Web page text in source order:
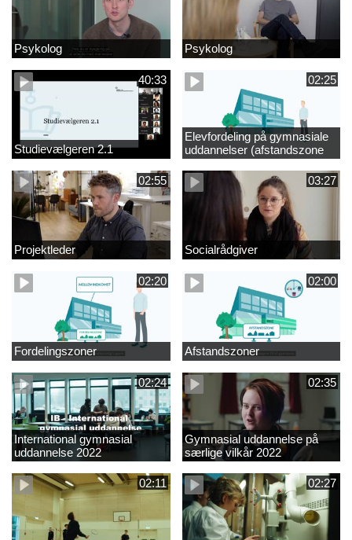
Psykolog Psykolog
40:33
Studievælgeren 2.1
02:25
Elevfordeling på gymnasiale
uddannelser (afstandszone
redigeret)
02:55
Projektleder
03:27
Socialrådgiver
02:20
Fordelingszoner
02:00
Afstandszoner
02:24
International gymnasial
uddannelse 2022
02:35
Gymnasial uddannelse på
særlige vilkår 2022
02:11 02:27